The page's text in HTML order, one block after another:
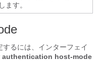
ます。
るには、インターフェイ
authentication host-mode